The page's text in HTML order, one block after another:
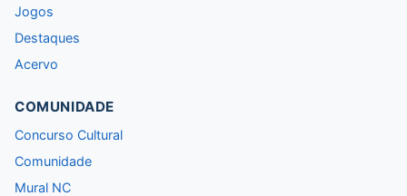
Jogos
Destaques
Acervo
COMUNIDADE
Concurso Cultural
Comunidade
Mural NC